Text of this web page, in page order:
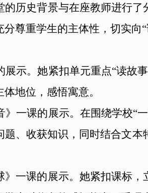
历史背景与在座教师进行
尊重学生的主体性，切实向
示。她紧扣单元重点“读故
地位，感悟寓意。
一课的展示。在围绕学校“
、收获知识，同时结合文
一课的展示。她紧扣课标